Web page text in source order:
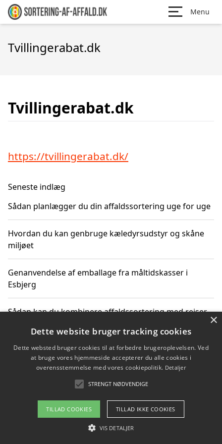
Menu
Tvillingerabat.dk
Tvillingerabat.dk
https://tvillingerabat.dk/
Seneste indlæg
Sådan planlægger du din affaldssortering uge for uge
Hvordan du kan genbruge kæledyrsudstyr og skåne
miljøet
Genanvendelse af emballage fra måltidskasser i
Esbjerg
Sådan kan du kombinere affaldssortering med rejser
Hvordan affaldssortering kan bidrage til co2 reduktion
Om / kontakt
Blog Betingelser
×
Dette website bruger tracking cookies
Dette websted bruger cookies til at forbedre brugeroplevelsen. Ved
at bruge vores hjemmeside accepterer du alle cookies i
overensstemmelse med vores cookiepolitik. Detaljer
STRENGT NØDVENDIGE
TILLAD COOKIES TILLAD IKKE COOKIES
VIS DETALJER